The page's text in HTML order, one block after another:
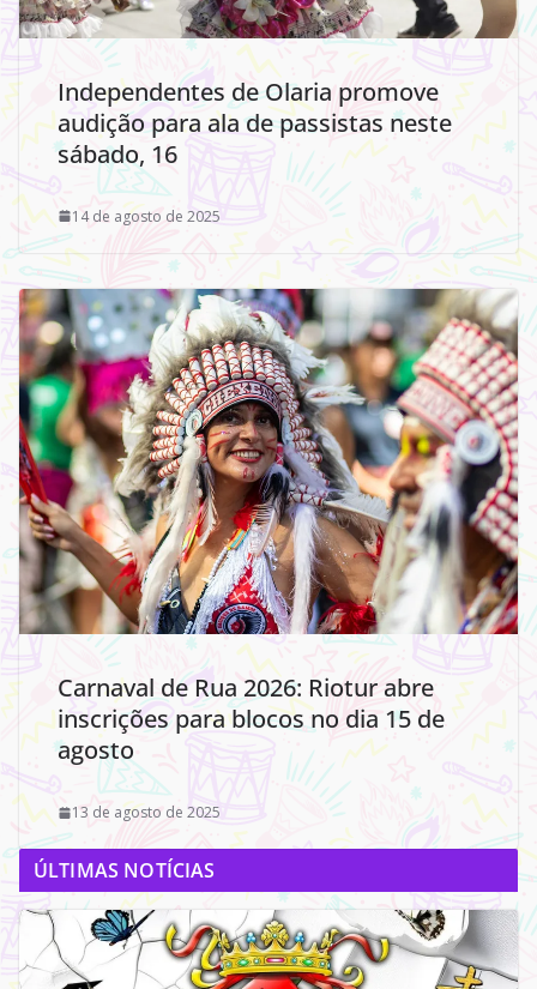
Independentes de Olaria promove
audição para ala de passistas neste
sábado, 16
14 de agosto de 2025
Carnaval de Rua 2026: Riotur abre
inscrições para blocos no dia 15 de
agosto
13 de agosto de 2025
ÚLTIMAS NOTÍCIAS